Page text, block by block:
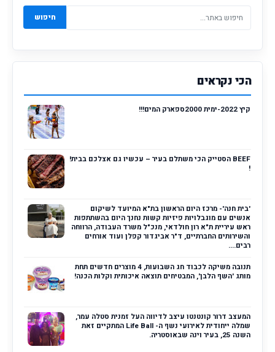
חיפוש
הכי נקראים
קיץ 2022-ימית 2000ספארק המים!!!
BEEF הסטייק הכי משתלם בעיר – עכשיו גם אצלכם בבית!
!
'בית חנה'- מרכז היום הראשון בת"א המיועד לשיקום
אנשים עם מוגבלויות פיזיות קשות נחנך היום בהשתתפות
ראש עיריית ת"א רון חולדאי, מנכ"ל משרד העבודה, הרווחה
והשירותים החברתיים, ד"ר אביגדור קפלן ועוד אורחים
רבים....
תנובה משיקה לכבוד חג השבועות, 4 מוצרים חדשים תחת
מותג 'השף הלבן', המבטיחים תוצאה איכותית וקלות הכנה!
המעצב דרור קונטנטו עיצב לדיווה העל זמנית סטלה עמר,
שמלה ייחודית לאירועי נשף ה- Life Ball המתקיים זאת
השנה 25, בעיר וינה שבאוסטריה.